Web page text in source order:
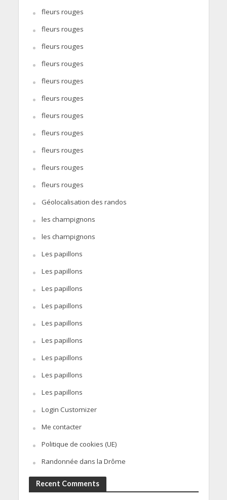
fleurs rouges
fleurs rouges
fleurs rouges
fleurs rouges
fleurs rouges
fleurs rouges
fleurs rouges
fleurs rouges
fleurs rouges
fleurs rouges
fleurs rouges
Géolocalisation des randos
les champignons
les champignons
Les papillons
Les papillons
Les papillons
Les papillons
Les papillons
Les papillons
Les papillons
Les papillons
Les papillons
Login Customizer
Me contacter
Politique de cookies (UE)
Randonnée dans la Drôme
Recent Comments